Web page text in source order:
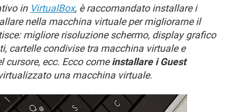
in VirtualBox, è raccomandato installare i
nella macchina virtuale per migliorarne il
migliore risoluzione schermo, display grafico
cartelle condivise tra macchina virtuale e
cursore, ecc. Ecco comeinstallare i Guest
una macchina virtuale.